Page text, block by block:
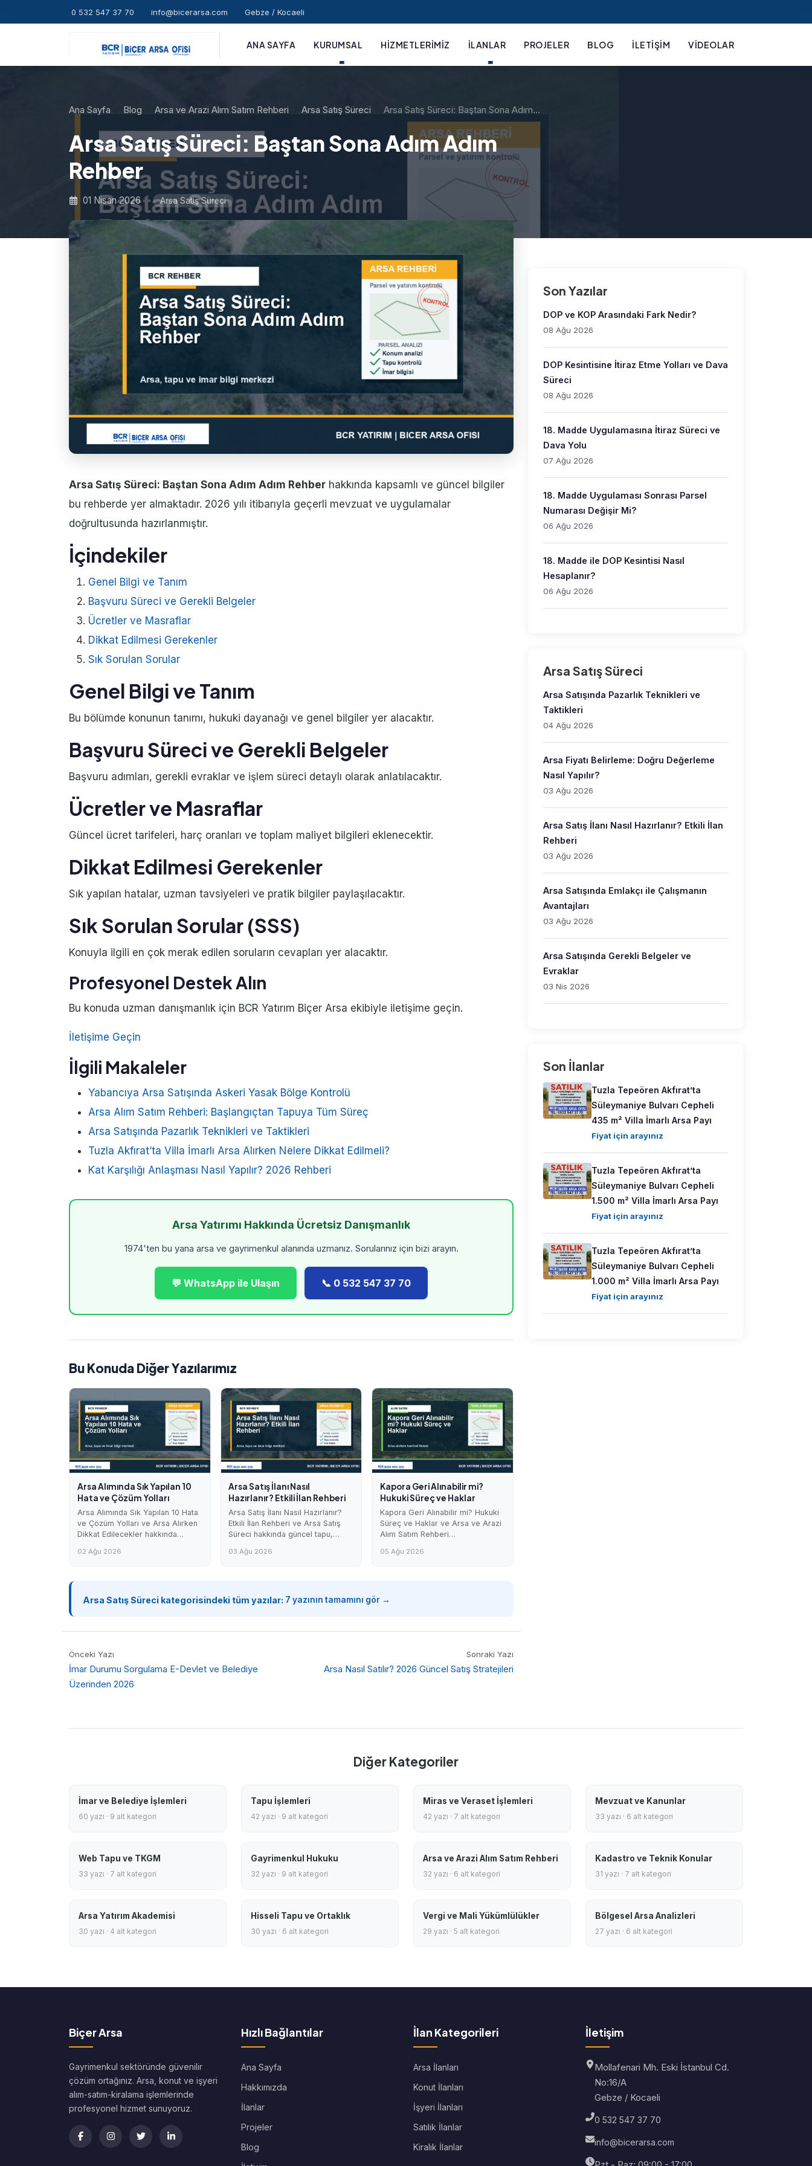
0 532 547 37 70 info@bicerarsa.com Gebze / Kocaeli
ANA SAYFA KURUMSAL HIZMETLERIMIZ İLANLAR PROJELER BLOG İLETIŞIM VIDEOLAR
Ana Sayfa Blog Arsa ve Arazi Alım Satım Rehberi Arsa Satış Süreci Arsa Satış Süreci: Baştan Sona Adım…
Arsa Satış Süreci: Baştan Sona Adım Adım
Rehber
01 Nisan 2026 Arsa Satış Süreci
Arsa Satış Süreci: Baştan Sona Adım Adım Rehber hakkında kapsamlı ve güncel bilgiler
bu rehberde yer almaktadır. 2026 yılı itibarıyla geçerli mevzuat ve uygulamalar
doğrultusunda hazırlanmıştır.
İçindekiler
Genel Bilgi ve Tanım
Başvuru Süreci ve Gerekli Belgeler
Ücretler ve Masraflar
Dikkat Edilmesi Gerekenler
Sık Sorulan Sorular
Genel Bilgi ve Tanım
Bu bölümde konunun tanımı, hukuki dayanağı ve genel bilgiler yer alacaktır.
Başvuru Süreci ve Gerekli Belgeler
Başvuru adımları, gerekli evraklar ve işlem süreci detaylı olarak anlatılacaktır.
Ücretler ve Masraflar
Güncel ücret tarifeleri, harç oranları ve toplam maliyet bilgileri eklenecektir.
Dikkat Edilmesi Gerekenler
Sık yapılan hatalar, uzman tavsiyeleri ve pratik bilgiler paylaşılacaktır.
Sık Sorulan Sorular (SSS)
Konuyla ilgili en çok merak edilen soruların cevapları yer alacaktır.
Profesyonel Destek Alın
Bu konuda uzman danışmanlık için BCR Yatırım Biçer Arsa ekibiyle iletişime geçin.
İletişime Geçin
İlgili Makaleler
Yabancıya Arsa Satışında Askeri Yasak Bölge Kontrolü
Arsa Alım Satım Rehberi: Başlangıçtan Tapuya Tüm Süreç
Arsa Satışında Pazarlık Teknikleri ve Taktikleri
Tuzla Akfırat’ta Villa İmarlı Arsa Alırken Nelere Dikkat Edilmeli?
Kat Karşılığı Anlaşması Nasıl Yapılır? 2026 Rehberi
Arsa Yatırımı Hakkında Ücretsiz Danışmanlık
1974'ten bu yana arsa ve gayrimenkul alanında uzmanız. Sorularınız için bizi arayın.
💬 WhatsApp ile Ulaşın 📞 0 532 547 37 70
Bu Konuda Diğer Yazılarımız
Arsa Alımında Sık Yapılan 10
Hata ve Çözüm Yolları
Arsa Alımında Sık Yapılan 10 Hata
ve Çözüm Yolları ve Arsa Alırken
Dikkat Edilecekler hakkında…
02 Ağu 2026
Arsa Satış İlanı Nasıl
Hazırlanır? Etkili İlan Rehberi
Arsa Satış İlanı Nasıl Hazırlanır?
Etkili İlan Rehberi ve Arsa Satış
Süreci hakkında güncel tapu,…
03 Ağu 2026
Kapora Geri Alınabilir mi?
Hukuki Süreç ve Haklar
Kapora Geri Alınabilir mi? Hukuki
Süreç ve Haklar ve Arsa ve Arazi
Alım Satım Rehberi…
05 Ağu 2026
Arsa Satış Süreci kategorisindeki tüm yazılar: 7 yazının tamamını gör →
Önceki Yazı
İmar Durumu Sorgulama E-Devlet ve Belediye
Üzerinden 2026
Sonraki Yazı
Arsa Nasıl Satılır? 2026 Güncel Satış Stratejileri
Son Yazılar
DOP ve KOP Arasındaki Fark Nedir?
08 Ağu 2026
DOP Kesintisine İtiraz Etme Yolları ve Dava
Süreci
08 Ağu 2026
18. Madde Uygulamasına İtiraz Süreci ve
Dava Yolu
07 Ağu 2026
18. Madde Uygulaması Sonrası Parsel
Numarası Değişir Mi?
06 Ağu 2026
18. Madde ile DOP Kesintisi Nasıl
Hesaplanır?
06 Ağu 2026
Arsa Satış Süreci
Arsa Satışında Pazarlık Teknikleri ve
Taktikleri
04 Ağu 2026
Arsa Fiyatı Belirleme: Doğru Değerleme
Nasıl Yapılır?
03 Ağu 2026
Arsa Satış İlanı Nasıl Hazırlanır? Etkili İlan
Rehberi
03 Ağu 2026
Arsa Satışında Emlakçı ile Çalışmanın
Avantajları
03 Ağu 2026
Arsa Satışında Gerekli Belgeler ve
Evraklar
03 Nis 2026
Son İlanlar
Tuzla Tepeören Akfırat’ta
Süleymaniye Bulvarı Cepheli
435 m² Villa İmarlı Arsa Payı
Fiyat için arayınız
Tuzla Tepeören Akfırat’ta
Süleymaniye Bulvarı Cepheli
1.500 m² Villa İmarlı Arsa Payı
Fiyat için arayınız
Tuzla Tepeören Akfırat’ta
Süleymaniye Bulvarı Cepheli
1.000 m² Villa İmarlı Arsa Payı
Fiyat için arayınız
Diğer Kategoriler
İmar ve Belediye İşlemleri
60 yazı · 9 alt kategori
Tapu İşlemleri
42 yazı · 9 alt kategori
Miras ve Veraset İşlemleri
42 yazı · 7 alt kategori
Mevzuat ve Kanunlar
33 yazı · 6 alt kategori
Web Tapu ve TKGM
33 yazı · 7 alt kategori
Gayrimenkul Hukuku
32 yazı · 9 alt kategori
Arsa ve Arazi Alım Satım Rehberi
32 yazı · 6 alt kategori
Kadastro ve Teknik Konular
31 yazı · 7 alt kategori
Arsa Yatırım Akademisi
30 yazı · 4 alt kategori
Hisseli Tapu ve Ortaklık
30 yazı · 6 alt kategori
Vergi ve Mali Yükümlülükler
29 yazı · 5 alt kategori
Bölgesel Arsa Analizleri
27 yazı · 6 alt kategori
Biçer Arsa
Gayrimenkul sektöründe güvenilir
çözüm ortağınız. Arsa, konut ve işyeri
alım-satım-kiralama işlemlerinde
profesyonel hizmet sunuyoruz.
Hızlı Bağlantılar
Ana Sayfa
Hakkımızda
İlanlar
Projeler
Blog
İlan Kategorileri
Arsa İlanları
Konut İlanları
İşyeri İlanları
Satılık İlanlar
Kiralık İlanlar
İletişim
Mollafenari Mh. Eski İstanbul Cd.
No:16/A
Gebze / Kocaeli
0 532 547 37 70
info@bicerarsa.com